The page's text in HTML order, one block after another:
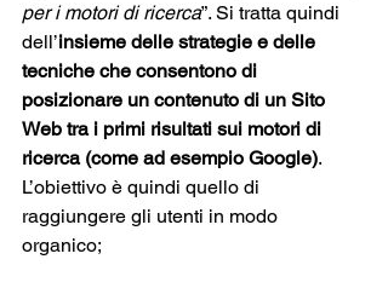
per i motori di ricerca”. Si tratta quindi
dell’insieme delle strategie e delle
tecniche che consentono di
posizionare un contenuto di un Sito
Web tra i primi risultati sui motori di
ricerca (come ad esempio Google).
L’obiettivo è quindi quello di
raggiungere gli utenti in modo
organico;